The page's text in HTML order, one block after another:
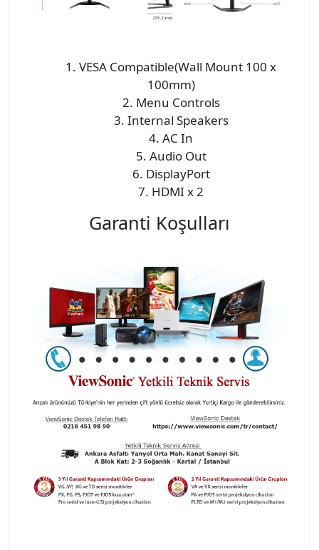
1. VESA Compatible(Wall Mount 100 x
100mm)
2. Menu Controls
3. Internal Speakers
4. AC In
5. Audio Out
6. DisplayPort
7. HDMI x 2
Garanti Koşulları